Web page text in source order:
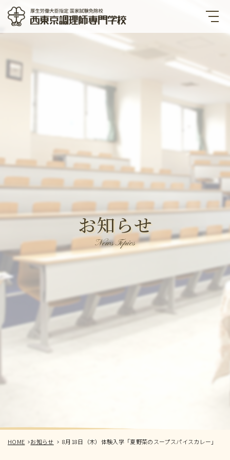
働大臣指定国家試験免除校
お知らせ
News Topics
HOME お知らせ 8月18日（木）体験入学「夏野菜のスープスパイスカレー」